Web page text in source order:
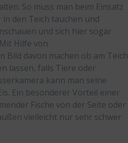
So muss man beim Einsatz
den Teich tauchen und
und sich hier sogar
Hilfe von
Bild davon machen ob am Teich
lassen, falls Tiere oder
kann man seine
Ein besonderer Vorteil einer
Fische von der Seite oder
vielleicht nur sehr schwer